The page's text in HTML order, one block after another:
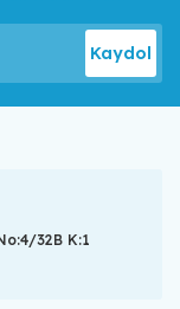
Kaydol
32B K:1